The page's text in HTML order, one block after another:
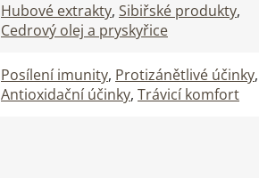
Hubové extrakty, Sibiřské produkty,
Cedrový olej a pryskyřice
Posílení imunity, Protizánětlivé účinky,
Antioxidační účinky, Trávicí komfort